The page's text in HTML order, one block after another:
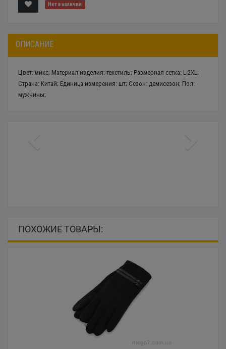
Нет в наличии
ОПИСАНИЕ
Цвет: микс; Материал изделия: текстиль; Размерная сетка: L-2XL;
Страна: Китай; Единица измерения: шт; Сезон: демисезон; Пол:
мужчины;
ПОХОЖИЕ ТОВАРЫ: